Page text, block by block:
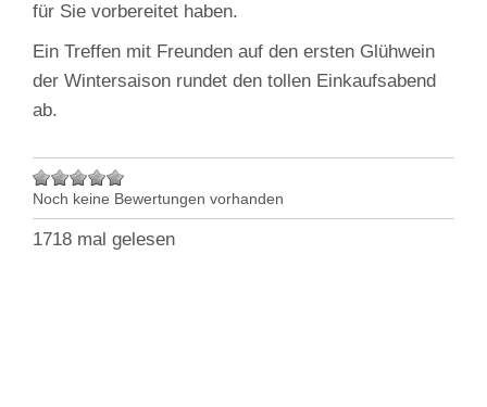
für Sie vorbereitet haben.
Ein Treffen mit Freunden auf den ersten Glühwein
der Wintersaison rundet den tollen Einkaufsabend
ab.
Noch keine Bewertungen vorhanden
1718 mal gelesen